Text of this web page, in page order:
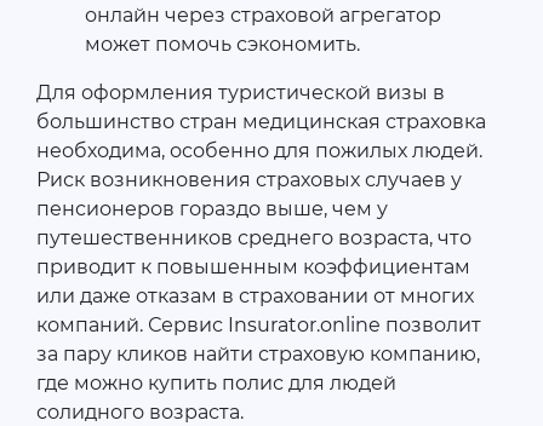
онлайн через страховой агрегатор
может помочь сэкономить.
Для оформления туристической визы в
большинство стран медицинская страховка
необходима, особенно для пожилых людей.
Риск возникновения страховых случаев у
пенсионеров гораздо выше, чем у
путешественников среднего возраста, что
приводит к повышенным коэффициентам
или даже отказам в страховании от многих
компаний. Сервис Insurator.online позволит
за пару кликов найти страховую компанию,
где можно купить полис для людей
солидного возраста.